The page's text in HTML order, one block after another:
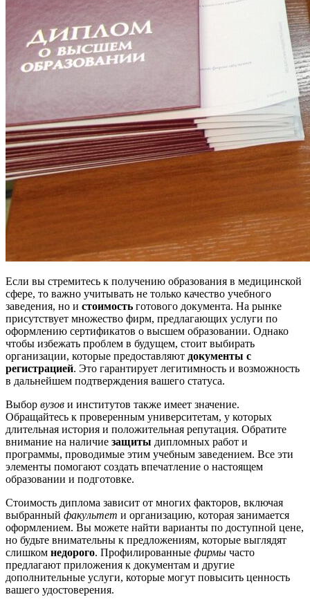
Если вы стремитесь к получению образования в медицинской
сфере, то важно учитывать не только качество учебного
заведения, но и стоимость готового документа. На рынке
присутствует множество фирм, предлагающих услуги по
оформлению сертификатов о высшем образовании. Однако
чтобы избежать проблем в будущем, стоит выбирать
организации, которые предоставляют документы с
регистрацией. Это гарантирует легитимность и возможность
в дальнейшем подтверждения вашего статуса.
Выбор вузов и институтов также имеет значение.
Обращайтесь к проверенным университетам, у которых
длительная история и положительная репутация. Обратите
внимание на наличие защиты дипломных работ и
программы, проводимые этим учебным заведением. Все эти
элементы помогают создать впечатление о настоящем
образовании и подготовке.
Стоимость диплома зависит от многих факторов, включая
выбранный факультет и организацию, которая занимается
оформлением. Вы можете найти варианты по доступной цене,
но будьте внимательны к предложениям, которые выглядят
слишком недорого. Профилированные фирмы часто
предлагают приложения к документам и другие
дополнительные услуги, которые могут повысить ценность
вашего удостоверения.